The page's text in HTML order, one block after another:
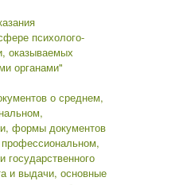
психолого-
оказываемых
органами"
о среднем,
формы документов
государственного
и выдачи, основные